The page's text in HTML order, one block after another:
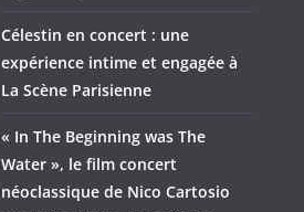
Célestin en concert : une
expérience intime et engagée à
La Scène Parisienne
« In The Beginning was The
Water », le film concert
néoclassique de Nico Cartosio